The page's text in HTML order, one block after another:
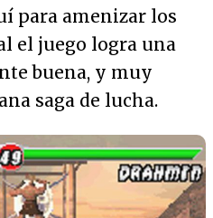
para amenizar los
el juego logra una
buena, y muy
saga de lucha.